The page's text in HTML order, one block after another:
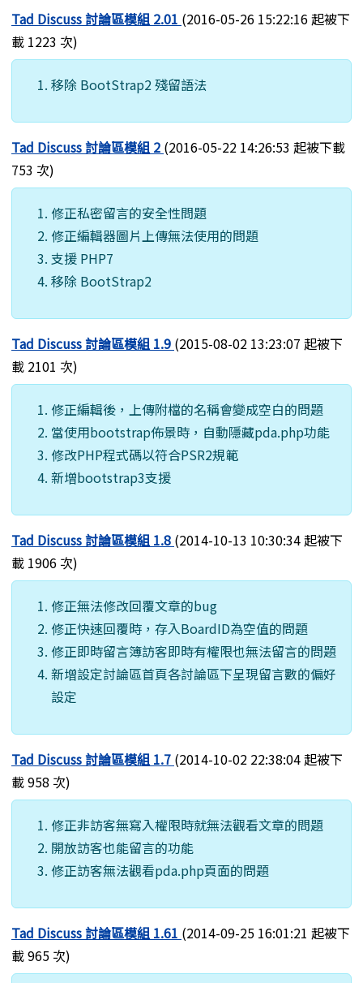
Tad Discuss 討論區模組 2.01 (2016-05-26 15:22:16 起被下
載 1223 次)
移除 BootStrap2 殘留語法
Tad Discuss 討論區模組 2 (2016-05-22 14:26:53 起被下載
753 次)
修正私密留言的安全性問題
修正編輯器圖片上傳無法使用的問題
支援 PHP7
移除 BootStrap2
Tad Discuss 討論區模組 1.9 (2015-08-02 13:23:07 起被下
載 2101 次)
修正編輯後，上傳附檔的名稱會變成空白的問題
當使用bootstrap佈景時，自動隱藏pda.php功能
修改PHP程式碼以符合PSR2規範
新增bootstrap3支援
Tad Discuss 討論區模組 1.8 (2014-10-13 10:30:34 起被下
載 1906 次)
修正無法修改回覆文章的bug
修正快速回覆時，存入BoardID為空值的問題
修正即時留言簿訪客即時有權限也無法留言的問題
新增設定討論區首頁各討論區下呈現留言數的偏好
設定
Tad Discuss 討論區模組 1.7 (2014-10-02 22:38:04 起被下
載 958 次)
修正非訪客無寫入權限時就無法觀看文章的問題
開放訪客也能留言的功能
修正訪客無法觀看pda.php頁面的問題
Tad Discuss 討論區模組 1.61 (2014-09-25 16:01:21 起被下
載 965 次)